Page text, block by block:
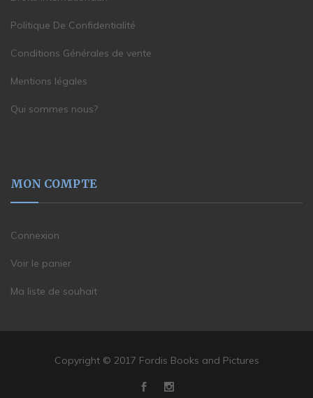
Politique De Confidentialité
Conditions Générales de vente
Mentions légales
Qui sommes nous?
MON COMPTE
Connexion
Voir le panier
Ma liste de souhait
Copyright © 2017 Fordis Books and Pictures